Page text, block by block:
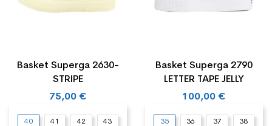
Basket Superga 2630-
STRIPE
75,00 €
40 41 42 43
Basket Superga 2790
LETTER TAPE JELLY
100,00 €
35 36 37 38